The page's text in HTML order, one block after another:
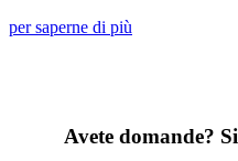
per saperne di più
Avete domande?